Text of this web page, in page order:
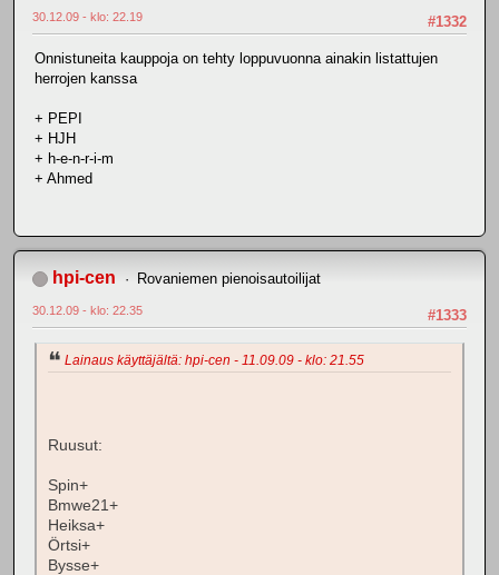
#1332
30.12.09 - klo: 22.19
Onnistuneita kauppoja on tehty loppuvuonna ainakin listattujen
herrojen kanssa
+ PEPI
+ HJH
+ h-e-n-r-i-m
+ Ahmed
hpi-cen Rovaniemen pienoisautoilijat
#1333
30.12.09 - klo: 22.35
Lainaus käyttäjältä: hpi-cen - 11.09.09 - klo: 21.55
Ruusut:
Spin+
Bmwe21+
Heiksa+
Örtsi+
Bysse+